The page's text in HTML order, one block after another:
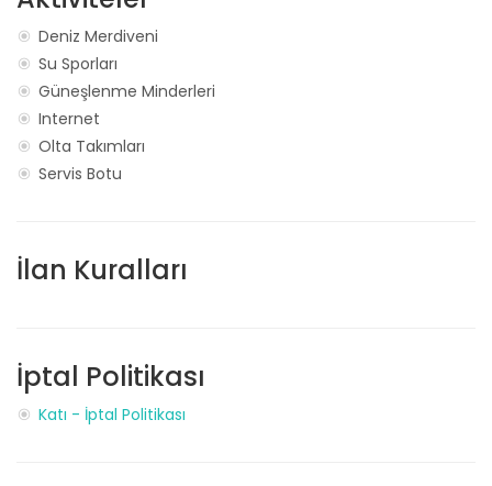
Deniz Merdiveni
Su Sporları
Güneşlenme Minderleri
Internet
Olta Takımları
Servis Botu
İlan Kuralları
İptal Politikası
Katı - İptal Politikası